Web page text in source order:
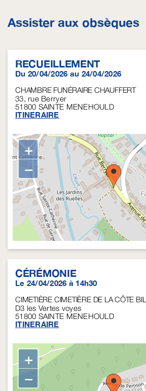
Assister aux obsèques
RECUEILLEMENT
Du 20/04/2026 au 24/04/2026
CHAMBRE FUNÉRAIRE CHAUFFERT
33, rue Berryer
51800 SAINTE MENEHOULD
ITINERAIRE
+
−
CÉRÉMONIE
Le 24/04/2026 à 14h30
CIMETIÈRE CIMETIÈRE DE LA CÔTE
D3 les Vertes voyes
51800 SAINTE MENEHOULD
ITINERAIRE
+
−